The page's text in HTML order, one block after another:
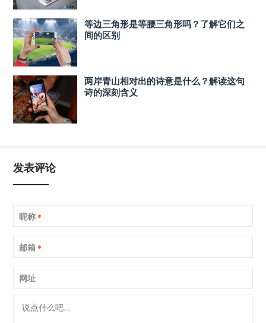
等边三角形是等腰三角形吗？了解它们之
间的区别
两岸青山相对出的诗意是什么？解读这句
诗的深刻含义
发表评论
昵称 *
邮箱 *
网址